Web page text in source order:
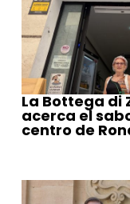
La Bottega di
acerca el
centro de